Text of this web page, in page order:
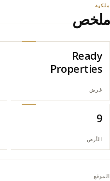
ملكية
ملخص
Ready
Properties
غرض
9
الأرض
الموقع